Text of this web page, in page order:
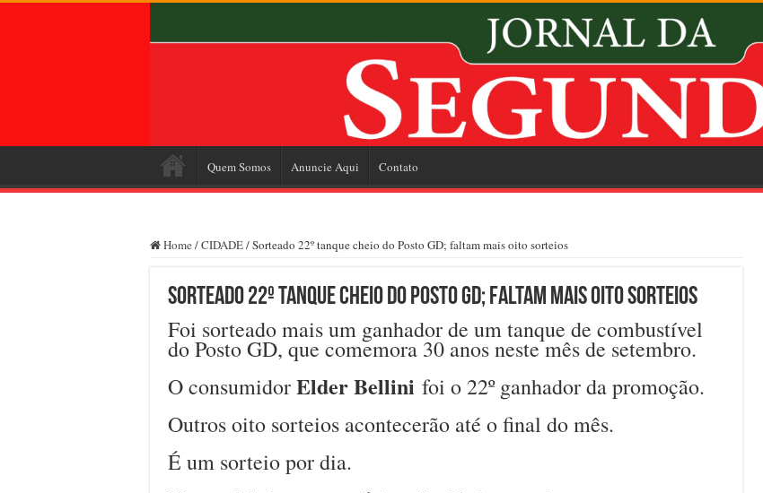
Quem Somos Anuncie Aqui Contato
Home /CIDADE/Sorteado 22º tanque cheio do Posto GD; faltam mais oito sorteios
Sorteado 22º tanque cheio do Posto GD; faltam mais oito sorteios
Foi sorteado mais um ganhador de um tanque de combustível
do Posto GD, que comemora 30 anos neste mês de setembro.
O consumidorElder Bellini foi o 22º ganhador da promoção.
Outros oito sorteios acontecerão até o final do mês.
É um sorteio por dia.